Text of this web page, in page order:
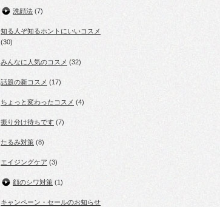
洗顔法 (7)
知る人ぞ知るホントにいいコスメ
(30)
みんなに人気のコスメ (32)
話題の新コスメ (17)
ちょっと変わったコスメ (4)
振り分け待ちです (7)
たるみ対策 (8)
エイジングケア (3)
顔のシワ対策 (1)
キャンペーン・セールのお知らせ